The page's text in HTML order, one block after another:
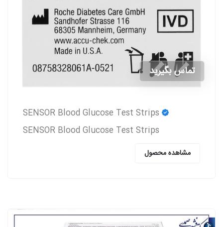
تماس بگیرید
SENSOR Blood Glucose Test Strips
مشاهده محصول